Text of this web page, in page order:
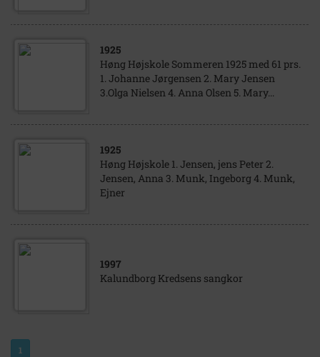
1925
Høng Højskole Sommeren 1925 med 61 prs.
1. Johanne Jørgensen 2. Mary Jensen
3.Olga Nielsen 4. Anna Olsen 5. Mary...
1925
Høng Højskole 1. Jensen, jens Peter 2.
Jensen, Anna 3. Munk, Ingeborg 4. Munk,
Ejner
1997
Kalundborg Kredsens sangkor
1